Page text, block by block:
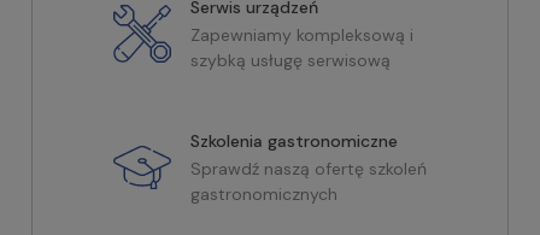
Serwis urządzeń
Zapewniamy kompleksową i
szybką usługę serwisową
Szkolenia gastronomiczne
Sprawdź naszą ofertę szkoleń
gastronomicznych